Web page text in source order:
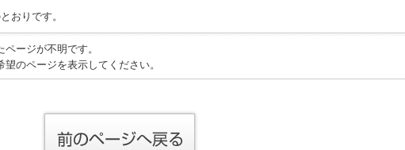
おりです。
ージが不明です。
のページを表示してください。